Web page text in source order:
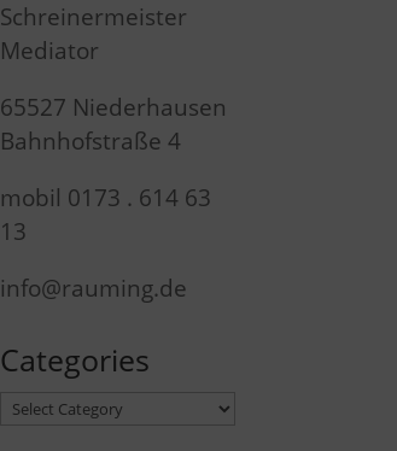
Schreinermeister
Mediator
65527 Niederhausen
Bahnhofstraße 4
mobil 0173 . 614 63
13
info@rauming.de
Categories
Categories